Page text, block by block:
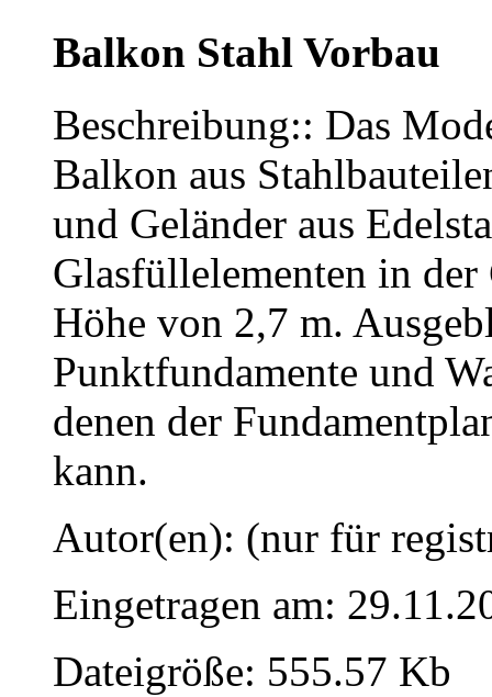
Balkon Stahl Vorbau
Beschreibung:: Das
Balkon aus
und Geländer aus
Glasfüllelementen in
Höhe von 2,7 m.
Punktfundamente und
denen der
kann.
Autor(en): (nur für
Eingetragen am:
Dateigröße: 555.57 Kb